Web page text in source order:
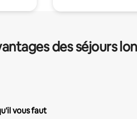
des séjours
vous faut